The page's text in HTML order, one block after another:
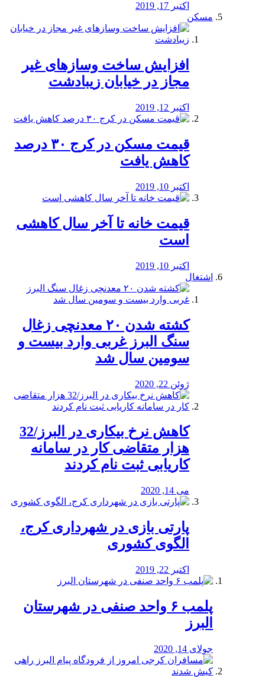
اکتبر 17, 2019
مسکن
افزایش ساخت وسازهای غیر
مجاز در خیابان زیبادشت
اکتبر 12, 2019
️قیمت مسکن در کرج ۳۰ درصد
کاهش یافت
اکتبر 10, 2019
قیمت خانه تا آخر سال کاهشی
است
اکتبر 10, 2019
اشتغال
کشته شدن ۲۰ معدنچی زغال
سنگ البرز غربی وارد بیست و
سومین سال شد
ژوئن 22, 2020
کاهش نرخ بیکاری در البرز/32
هزار متقاضی کار در سامانه
کاریابی ثبت نام کردند
می 14, 2020
پارتی بازی در شهرداری کرج،
الگوی کشوری
اکتبر 22, 2019
پلمب ۶ واحد صنفی در شهرستان
البرز
جولای 14, 2020